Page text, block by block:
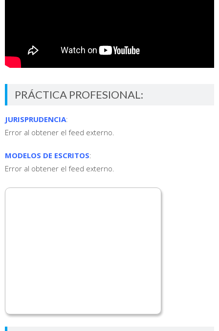
PRÁCTICA PROFESIONAL:
JURISPRUDENCIA:
Error al obtener el feed externo.
MODELOS DE ESCRITOS:
Error al obtener el feed externo.